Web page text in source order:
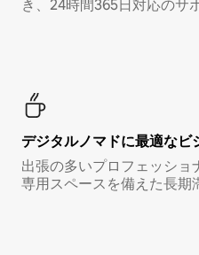
き、24時間365日対応のサ
デジタルノマド⁠に最⁠適⁠なビ⁠
出張の多いプロフェッシ
専用スペースを備えた長期